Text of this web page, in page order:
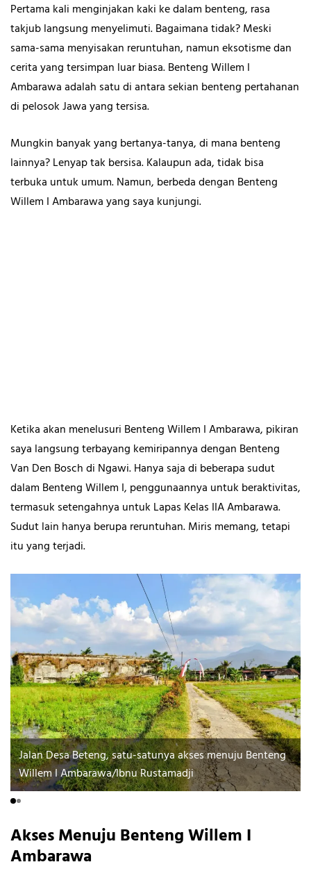
Pertama kali menginjakan kaki ke dalam benteng, rasa
takjub langsung menyelimuti. Bagaimana tidak? Meski
sama-sama menyisakan reruntuhan, namun eksotisme dan
cerita yang tersimpan luar biasa. Benteng Willem I
Ambarawa adalah satu di antara sekian benteng pertahanan
di pelosok Jawa yang tersisa.
Mungkin banyak yang bertanya-tanya, di mana benteng
lainnya? Lenyap tak bersisa. Kalaupun ada, tidak bisa
terbuka untuk umum. Namun, berbeda dengan Benteng
Willem I Ambarawa yang saya kunjungi.
Ketika akan menelusuri Benteng Willem I Ambarawa, pikiran
saya langsung terbayang kemiripannya dengan Benteng
Van Den Bosch di Ngawi. Hanya saja di beberapa sudut
dalam Benteng Willem I, penggunaannya untuk beraktivitas,
termasuk setengahnya untuk Lapas Kelas IIA Ambarawa.
Sudut lain hanya berupa reruntuhan. Miris memang, tetapi
itu yang terjadi.
Jalan Desa Beteng, satu-satunya akses menuju Benteng
Willem I Ambarawa/Ibnu Rustamadji
Akses Menuju Benteng Willem I
Ambarawa